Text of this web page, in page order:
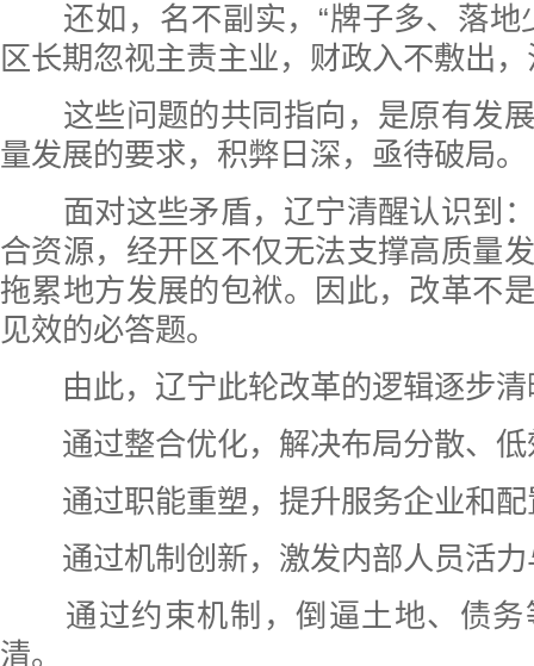
还如，名不副实，“牌子多、落地
区长期忽视主责主业，财政入不敷出，
这些问题的共同指向，是原有发展
量发展的要求，积弊日深，亟待破局。
面对这些矛盾，辽宁清醒认识到：
合资源，经开区不仅无法支撑高质量
拖累地方发展的包袱。因此，改革不
见效的必答题。
由此，辽宁此轮改革的逻辑逐步清
通过整合优化，解决布局分散、低
通过职能重塑，提升服务企业和配
通过机制创新，激发内部人员活力
通过约束机制，倒逼土地、债务
清。